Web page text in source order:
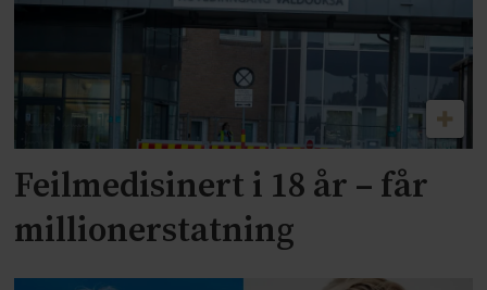
Feilmedisinert i 18 år – får
millionerstatning